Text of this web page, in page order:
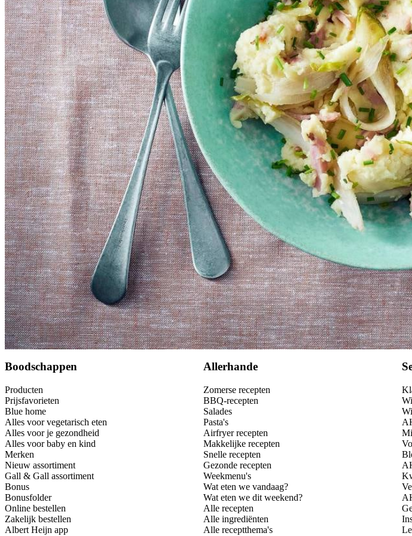
150 ghamreepjes
150 mlvolle melk
12.5 gverse bieslook
1 elFranse mosterd
100 ggeraspte Goudse oude kaas 48+
Kies
Dit heb je nodig
VegatipOok lekker met plantaardige spekjes in plaats van hamreepjes. Het gerecht is dan niet meer
AlgemeenMeer weten over kooktechnieken?
Wat vond je
Boodschappen
Producten
Prijsfavorieten
Blue home
Alles voor vegetarisch eten
Alles voor je gezondheid
Alles voor baby en kind
Merken
Nieuw assortiment
Gall & Gall assortiment
Bonus
Bonusfolder
Online bestellen
Zakelijk bestellen
Albert Heijn app
Allerhande
Zomerse recepten
BBQ-recepten
Salades
Pasta's
Airfryer recepten
Makkelijke recepten
Snelle recepten
Gezonde recepten
Weekmenu's
Wat eten we vandaag?
Wat eten we dit weekend?
Alle recepten
Alle ingrediënten
Alle receptthema's